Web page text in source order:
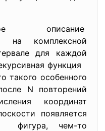
описание
комплексной
для каждой
функция
такого особенного
N повторений
координат
появляется
фигура, чем-то